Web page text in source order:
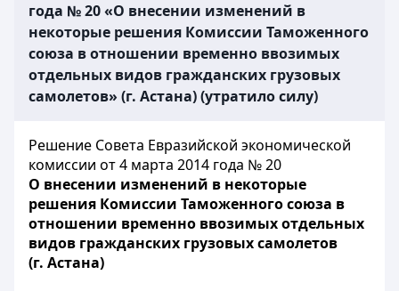
года № 20 «О внесении изменений в
некоторые решения Комиссии Таможенного
союза в отношении временно ввозимых
отдельных видов гражданских грузовых
самолетов» (г. Астана) (утратило силу)
Решение Совета Евразийской экономической
комиссии от 4 марта 2014 года № 20
О внесении изменений в некоторые
решения Комиссии Таможенного союза в
отношении временно ввозимых отдельных
видов гражданских грузовых самолетов
(г. Астана)